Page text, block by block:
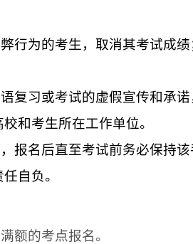
行为的考生，取消其考试成
复习或考试的虚假宣传和承
和考生所在工作单位。
报名后直至考试前务必保持
自负。
额的考点报名。